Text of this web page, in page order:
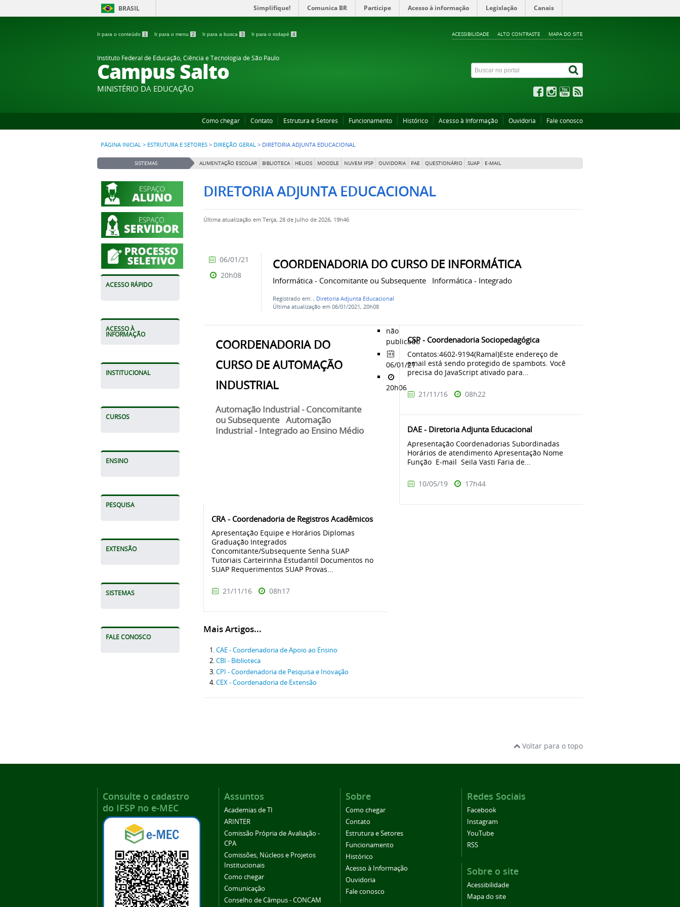
BRASIL Simplifique! Comunica BR Participe Acesso à informação Legislação Canais
Ir para o conteúdo 1 Ir para o menu 2 Ir para a busca 3 Ir para o rodapé 4 ACESSIBILIDADE ALTO CONTRASTE MAPA DO SITE
Instituto Federal de Educação, Ciência e Tecnologia de São Paulo
Campus Salto
MINISTÉRIO DA EDUCAÇÃO
Como chegar Contato Estrutura e Setores Funcionamento Histórico Acesso à Informação Ouvidoria Fale conosco
PÁGINA INICIAL > ESTRUTURA E SETORES > DIREÇÃO GERAL > DIRETORIA ADJUNTA EDUCACIONAL
SISTEMAS ALIMENTAÇÃO ESCOLAR BIBLIOTECA HELIOS MOODLE NUVEM IFSP OUVIDORIA PAE QUESTIONÁRIO SUAP E-MAIL
ACESSO RÁPIDO
ACESSO À
INFORMAÇÃO
INSTITUCIONAL
CURSOS
ENSINO
PESQUISA
EXTENSÃO
SISTEMAS
FALE CONOSCO
DIRETORIA ADJUNTA EDUCACIONAL
Última atualização em Terça, 28 de Julho de 2026, 19h46
COORDENADORIA DO CURSO DE INFORMÁTICA
Informática - Concomitante ou Subsequente Informática - Integrado
Registrado em:, Diretoria Adjunta Educacional
Última atualização em 06/01/2021, 20h08
06/01/21
20h08
COORDENADORIA DO
CURSO DE AUTOMAÇÃO
INDUSTRIAL
Automação Industrial - Concomitante
ou Subsequente Automação
Industrial - Integrado ao Ensino Médio
não
publicado
06/01/21
20h06
CSP - Coordenadoria Sociopedagógica
Contatos:4602-9194(Ramal)Este endereço de
email está sendo protegido de spambots. Você
precisa do JavaScript ativado para...
21/11/16 08h22
DAE - Diretoria Adjunta Educacional
Apresentação Coordenadorias Subordinadas
Horários de atendimento Apresentação Nome
Função E-mail Seila Vasti Faria de...
10/05/19 17h44
CRA - Coordenadoria de Registros Acadêmicos
Apresentação Equipe e Horários Diplomas
Graduação Integrados
Concomitante/Subsequente Senha SUAP
Tutoriais Carteirinha Estudantil Documentos no
SUAP Requerimentos SUAP Provas...
21/11/16 08h17
Mais Artigos...
CAE - Coordenadoria de Apoio ao Ensino
CBI - Biblioteca
CPI - Coordenadoria de Pesquisa e Inovação
CEX - Coordenadoria de Extensão
Voltar para o topo
Consulte o cadastro
do IFSP no e-MEC
Assuntos
Academias de TI
ARINTER
Comissão Própria de Avaliação -
CPA
Comissões, Núcleos e Projetos
Institucionais
Como chegar
Comunicação
Conselho de Câmpus - CONCAM
Sobre
Como chegar
Contato
Estrutura e Setores
Funcionamento
Histórico
Acesso à Informação
Ouvidoria
Fale conosco
Redes Sociais
Facebook
Instagram
YouTube
RSS
Sobre o site
Acessibilidade
Mapa do site